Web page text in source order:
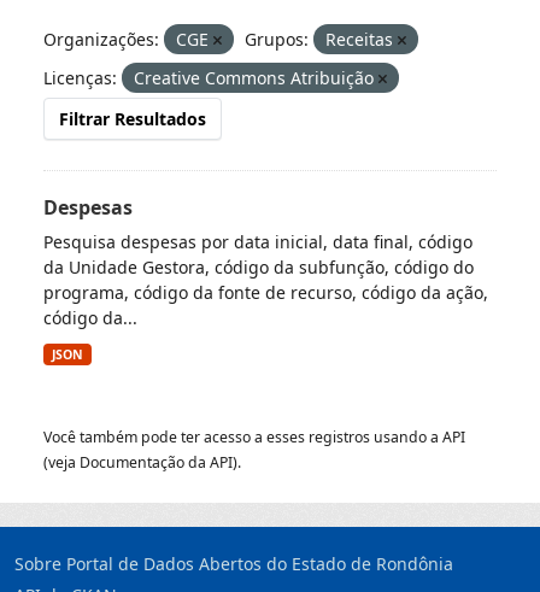
Organizações: CGE Grupos:
Receitas
Licenças:
Creative Commons Atribuição
Filtrar Resultados
Despesas
Pesquisa despesas por data inicial, data final, código
da Unidade Gestora, código da subfunção, código do
programa, código da fonte de recurso, código da ação,
código da...
JSON
Você também pode ter acesso a esses registros usando a API
(veja Documentação da API).
Sobre Portal de Dados Abertos do Estado de Rondônia